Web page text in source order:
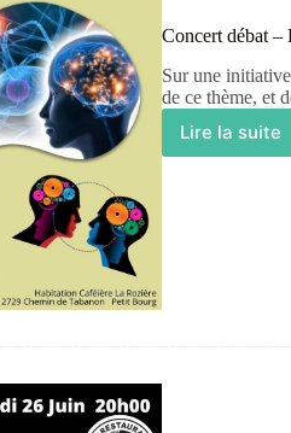
Concert débat
Sur une
de ce thème, et
Lire la suite